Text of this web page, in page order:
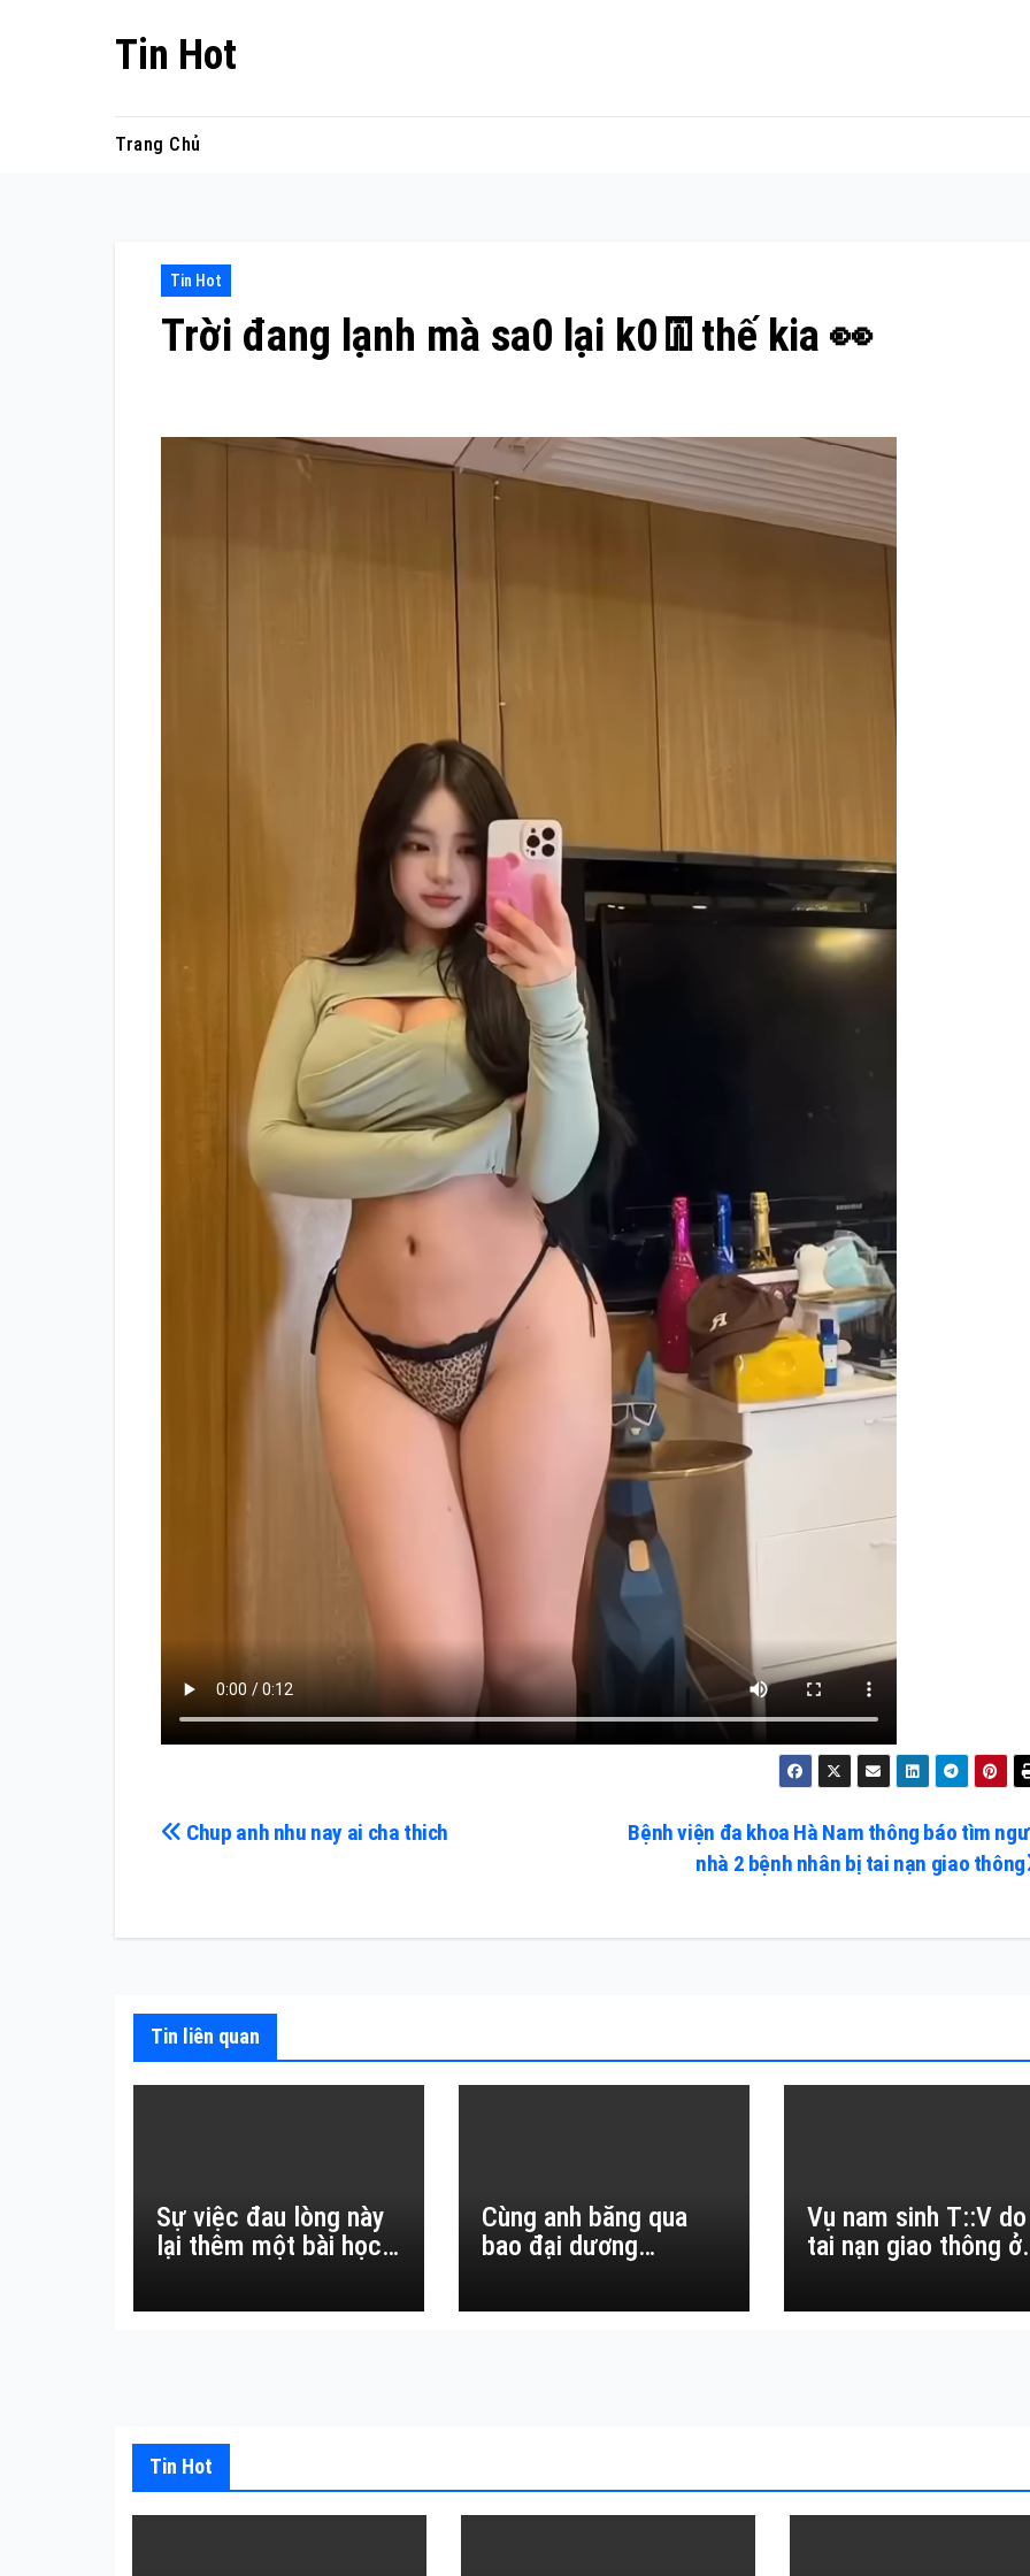
Tin Hot
Trang Chủ
Tin Hot
Trời đang lạnh mà sa0 lại k0👖thế kia 👀
Điều
bài
Bệnh viện đa khoa Hà Nam thông báo tìm
nhà 2 bệnh nhân bị tai nạn giao thông
Chup anh nhu nay ai cha thich
Tin liên quan
Sự việc đau lòng này
lại thêm một bài học
thường.
Cùng anh băng qua
bao đại dương…
Vụ nam sinh T::V do
tai nạn giao thông ở
Tin Hot